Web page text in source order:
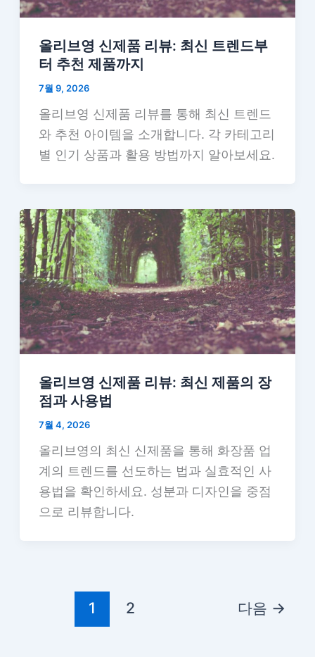
올리브영 신제품 리뷰: 최신 트렌드부
터 추천 제품까지
7월 9, 2026
올리브영 신제품 리뷰를 통해 최신 트렌드
와 추천 아이템을 소개합니다. 각 카테고리
별 인기 상품과 활용 방법까지 알아보세요.
올리브영 신제품 리뷰: 최신 제품의 장
점과 사용법
7월 4, 2026
올리브영의 최신 신제품을 통해 화장품 업
계의 트렌드를 선도하는 법과 실효적인 사
용법을 확인하세요. 성분과 디자인을 중점
으로 리뷰합니다.
1 2 다음 →